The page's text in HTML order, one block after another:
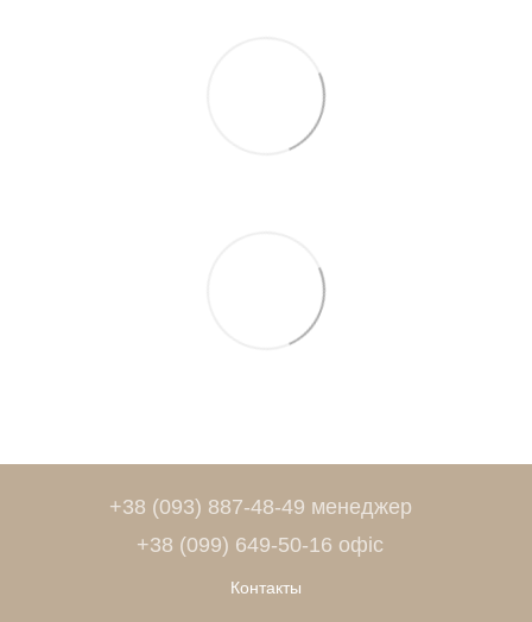
+38 (093) 887-48-49 менеджер
+38 (099) 649-50-16 офіс
Контакты